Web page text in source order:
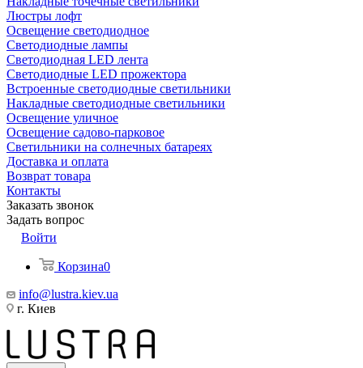
Люстры лофт
Освещение светодиодное
Светодиодные лампы
Светодиодная LED лента
Светодиодные LED прожектора
Встроенные светодиодные светильники
Накладные светодиодные светильники
Освещение уличное
Освещение садово-парковое
Светильники на солнечных батареях
Доставка и оплата
Возврат товара
Контакты
Заказать звонок
Задать вопрос
Войти
Корзина0
info@lustra.kiev.ua
г. Киев